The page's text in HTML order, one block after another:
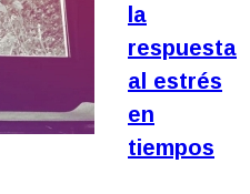
la
respuesta
al estrés
en
tiempos